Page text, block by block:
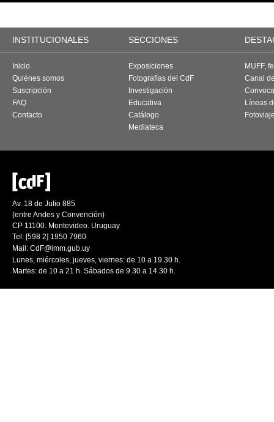
INSTITUCIONALES SECCIONES
Inicio
Quiénes somos
Suscripción
FAQ
Contacto
Exposiciones
Fotografías del CdF
Investigación
Educativa
Catálogo
Mediateca
MUFF,
Canal
Líneas
Av. 18 de Julio 885
(entre Andes y Convención)
CP 11100. Montevideo. Uruguay
Tel: [598 2] 1950 7960
Mail: CdF@imm.gub.uy
Lunes, miércoles, jueves, viernes: de 10 a 19.30 h.
Martes: de 10 a 21 h. Sábados de 9.30 a 14.30 h.